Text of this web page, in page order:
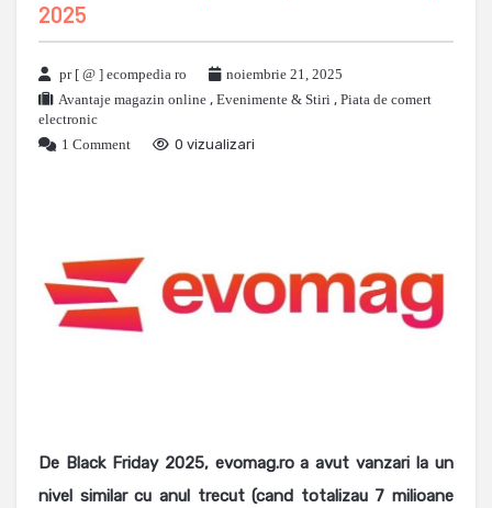
2025
pr [ @ ] ecompedia ro
noiembrie 21, 2025
Avantaje magazin online , Evenimente & Stiri , Piata de comert
electronic
1 Comment
0 vizualizari
De Black Friday 2025, evomag.ro a avut vanzari la un
nivel similar cu anul trecut (cand totalizau 7 milioane